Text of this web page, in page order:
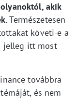
akik
Természetesen
követi-e a
jelleg itt most
továbbra
és nem